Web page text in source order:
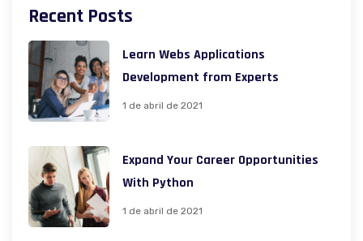
Recent Posts
Learn Webs Applications
Development from Experts
1 de abril de 2021
Expand Your Career Opportunities
With Python
1 de abril de 2021